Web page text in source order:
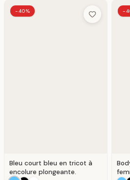
-40%
Add to Wish
Bleu court bleu en tricot à
encolure plongeante.
-